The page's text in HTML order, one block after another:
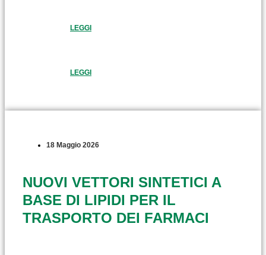
LEGGI
LEGGI
18 Maggio 2026
NUOVI VETTORI SINTETICI A
BASE DI LIPIDI PER IL
TRASPORTO DEI FARMACI